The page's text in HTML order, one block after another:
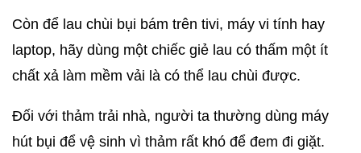
Còn để lau chùi bụi bám trên tivi, máy vi tính hay
laptop, hãy dùng một chiếc giẻ lau có thấm một ít
chất xả làm mềm vải là có thể lau chùi được.
Đối với thảm trải nhà, người ta thường dùng máy
hút bụi để vệ sinh vì thảm rất khó để đem đi giặt.